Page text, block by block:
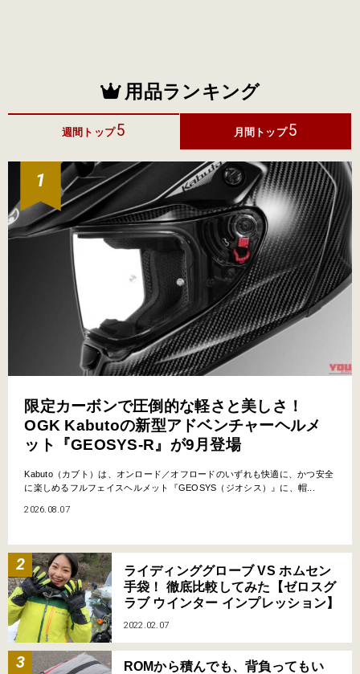
用品ランキング
週間トップ5 月間トップ 5
限定カーボンで圧倒的な軽さと美しさ！
OGK Kabutoの新型アドベンチャーヘルメ
ット『GEOSYS-R』が9月登場
Kabuto（カブト）は、オンロード／オフロードのいずれも快適に、かつ安全
に楽しめるフルフェイスヘルメット『GEOSYS（ジオシス）』に、帽...
2026.08.07
ライディンググローブ VS ホムセン
手袋！ 徹底比較してみた【ゼロスグ
ラブ ウインター インプレッション】
2022.02.07
ROMから積んでも、背負ってもい